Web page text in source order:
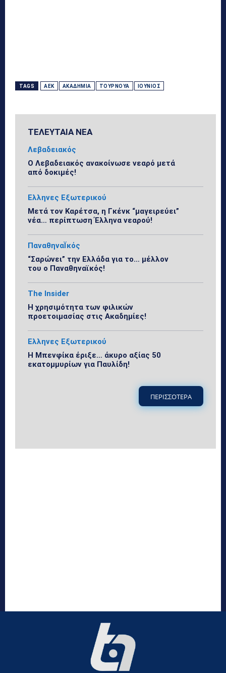
TAGS ΑΕΚ ΑΚΑΔΗΜΊΑ ΤΟΥΡΝΟΥΆ ΙΟΎΝΙΟΣ
ΤΕΛΕΥΤΑΙΑ ΝΕΑ
Λεβαδειακός
Ο Λεβαδειακός ανακοίνωσε νεαρό μετά
από δοκιμές!
Ελληνες Εξωτερικού
Μετά τον Καρέτσα, η Γκένκ “μαγειρεύει”
νέα… περίπτωση Έλληνα νεαρού!
ΠαναθηναΪκός
“Σαρώνει” την Ελλάδα για το… μέλλον
του ο Παναθηναϊκός!
The Insider
Η χρησιμότητα των φιλικών
προετοιμασίας στις Ακαδημίες!
Ελληνες Εξωτερικού
Η Μπενφίκα έριξε… άκυρο αξίας 50
εκατομμυρίων για Παυλίδη!
ΠΕΡΙΣΣΟΤΕΡΑ